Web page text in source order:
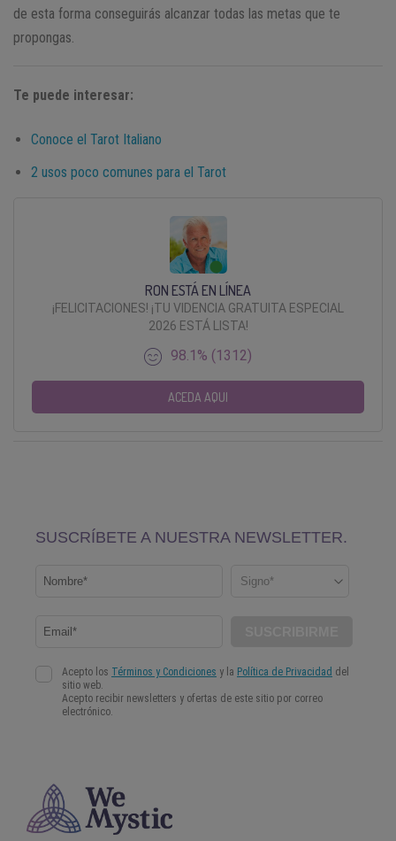
de esta forma conseguirás alcanzar todas las metas que te
propongas.
Te puede interesar:
Conoce el Tarot Italiano
2 usos poco comunes para el Tarot
RON ESTÁ EN LÍNEA
¡FELICITACIONES! ¡TU VIDENCIA GRATUITA ESPECIAL
2026 ESTÁ LISTA!
98.1% (1312)
ACEDA AQUI